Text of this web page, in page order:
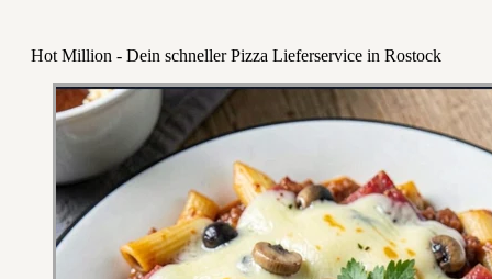
Hot Million - Dein schneller Pizza Lieferservice in Rostock